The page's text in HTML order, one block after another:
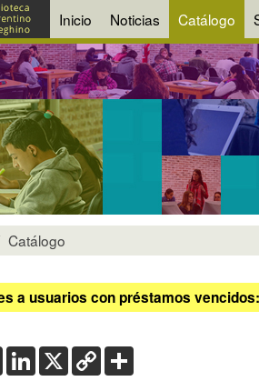
Inicio Noticias Catálogo
Catálogo
a usuarios con préstamos
WhatsApp
LinkedIn
X Copy
Link